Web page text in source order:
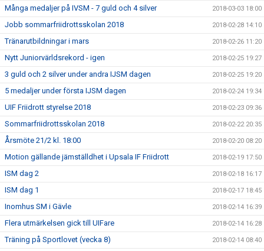
Många medaljer på IVSM - 7 guld och 4 silver 2018-03-03 18:00
Jobb sommarfriidrottsskolan 2018 2018-02-28 14:10
Tränarutbildningar i mars 2018-02-26 11:20
Nytt Juniorvärldsrekord - igen 2018-02-25 19:27
3 guld och 2 silver under andra IJSM dagen 2018-02-25 19:20
5 medaljer under första IJSM dagen 2018-02-24 19:34
UIF Friidrott styrelse 2018 2018-02-23 09:36
Sommarfriidrottsskolan 2018 2018-02-22 20:35
Årsmöte 21/2 kl. 18:00 2018-02-20 08:20
Motion gällande jämställdhet i Upsala IF Friidrott 2018-02-19 17:50
ISM dag 2 2018-02-18 16:17
ISM dag 1 2018-02-17 18:45
Inomhus SM i Gävle 2018-02-14 16:39
Flera utmärkelsen gick till UIFare 2018-02-14 16:28
Träning på Sportlovet (vecka 8) 2018-02-14 08:40